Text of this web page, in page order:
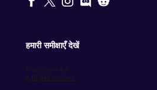
हमारी समीक्षाएँ देखें